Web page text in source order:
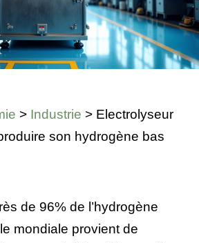
> Industrie > Electrolyseur
son hydrogène bas
de 96% de l’hydrogène
mondiale provient de